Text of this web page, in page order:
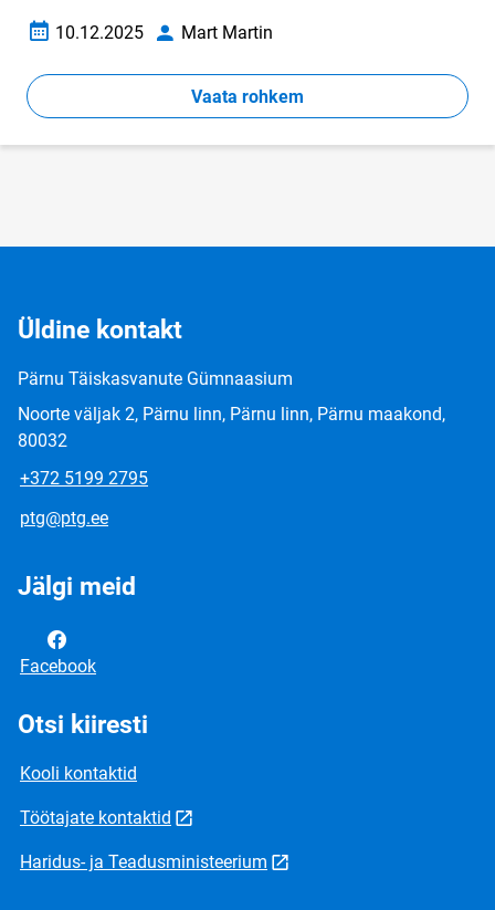
Loomise kuupäev
10.12.2025 AutorMart Martin
Vaata rohkem
Üldine kontakt
Pärnu Täiskasvanute Gümnaasium
Noorte väljak 2, Pärnu linn, Pärnu linn, Pärnu maakond,
80032
+372 5199 2795
ptg@ptg.ee
Jälgi meid
Facebook
Otsi kiiresti
Kooli kontaktid
Töötajate kontaktid
Haridus- ja Teadusministeerium